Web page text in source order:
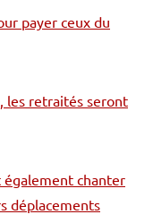
payer ceux du
les retraités seront
également chanter
déplacements